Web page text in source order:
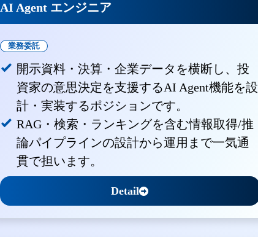
AI Agent エンジニア
業務委託
開示資料・決算・企業データを横断し、投
資家の意思決定を支援するAI Agent機能を設
計・実装するポジションです。
RAG・検索・ランキングを含む情報取得/推
論パイプラインの設計から運用まで一気通
貫で担います。
Detail